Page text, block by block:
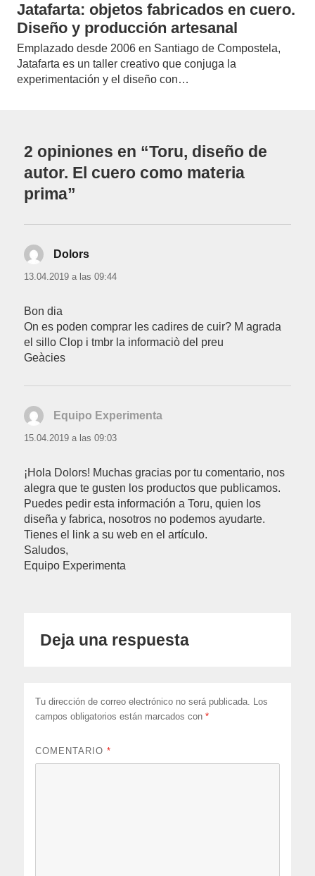
Jatafarta: objetos fabricados en cuero.
Diseño y producción artesanal
Emplazado desde 2006 en Santiago de Compostela,
Jatafarta es un taller creativo que conjuga la
experimentación y el diseño con…
2 opiniones en “Toru, diseño de
autor. El cuero como materia
prima”
Dolors
13.04.2019 a las 09:44
Bon dia
On es poden comprar les cadires de cuir? M agrada
el sillo Clop i tmbr la informaciò del preu
Geàcies
Equipo Experimenta
15.04.2019 a las 09:03
¡Hola Dolors! Muchas gracias por tu comentario, nos
alegra que te gusten los productos que publicamos.
Puedes pedir esta información a Toru, quien los
diseña y fabrica, nosotros no podemos ayudarte.
Tienes el link a su web en el artículo.
Saludos,
Equipo Experimenta
Deja una respuesta
Tu dirección de correo electrónico no será publicada. Los
campos obligatorios están marcados con*
COMENTARIO*